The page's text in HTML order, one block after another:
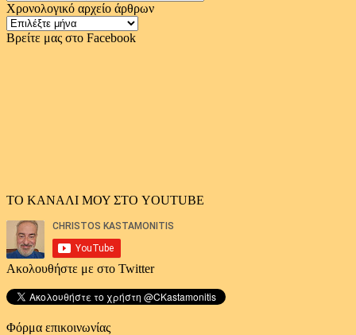
Χρονολογικό αρχείο άρθρων
Χρονολογικό
αρχείο
Βρείτε μας στο Facebook
ΤΟ ΚΑΝΑΛΙ ΜΟΥ ΣΤΟ YOUTUBE
Ακολουθήστε με στο Twitter
Φόρμα επικοινωνίας